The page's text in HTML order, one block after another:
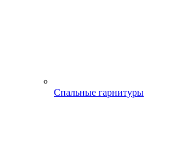
Спальные гарнитуры